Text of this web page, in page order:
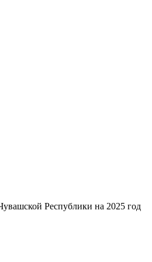
Республики на 2025 год